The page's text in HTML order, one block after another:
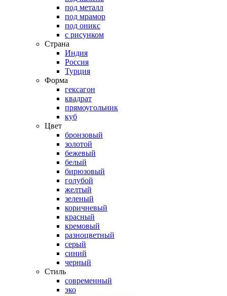
под металл
под мрамор
под оникс
с рисунком
Страна
Индия
Россия
Турция
Форма
гексагон
квадрат
прямоугольник
куб
Цвет
бронзовый
золотой
бежевый
белый
бирюзовый
голубой
желтый
зеленый
коричневый
красный
кремовый
разноцветный
серый
синий
черный
Стиль
современный
эко